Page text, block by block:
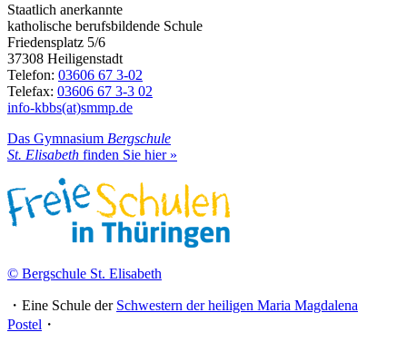
Staatlich anerkannte
katholische berufsbildende Schule
Friedensplatz 5/6
37308 Heiligenstadt
Telefon: 03606 67 3-02
Telefax: 03606 67 3-3 02
info-kbbs(at)smmp.de
Das Gymnasium Bergschule
St. Elisabeth finden Sie hier »
© Bergschule St. Elisabeth
・Eine Schule der Schwestern der heiligen Maria Magdalena
Postel ・